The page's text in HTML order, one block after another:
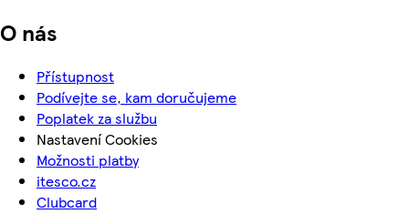
O nás
Přístupnost
Podívejte se, kam doručujeme
Poplatek za službu
Nastavení Cookies
Možnosti platby
itesco.cz
Clubcard